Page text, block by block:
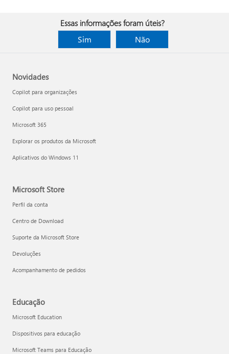
Essas informações foram úteis?
Sim
Não
Novidades
Copilot para organizações
Copilot para uso pessoal
Microsoft 365
Explorar os produtos da Microsoft
Aplicativos do Windows 11
Microsoft Store
Perfil da conta
Centro de Download
Suporte da Microsoft Store
Devoluções
Acompanhamento de pedidos
Educação
Microsoft Education
Dispositivos para educação
Microsoft Teams para Educação